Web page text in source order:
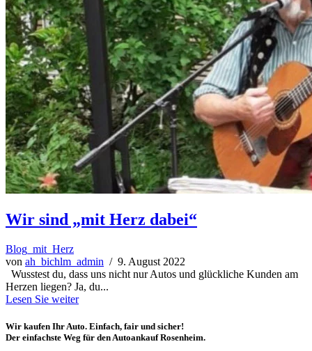
Wir sind „mit Herz dabei“
Blog_mit_Herz
von ah_bichlm_admin / 9. August 2022
Wusstest du, dass uns nicht nur Autos und glückliche Kunden am
Herzen liegen? Ja, du...
Lesen Sie weiter
Wir kaufen Ihr Auto. Einfach, fair und sicher!
Der einfachste Weg für den Autoankauf Rosenheim.